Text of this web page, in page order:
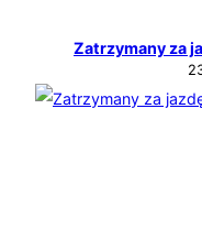
Zatrzymany za